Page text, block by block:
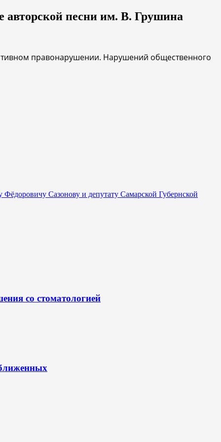
авторской песни им. В. Грушина
правонарушении. Нарушений общественного
Сазонову и депутату Самарской Губернской
со стоматологией